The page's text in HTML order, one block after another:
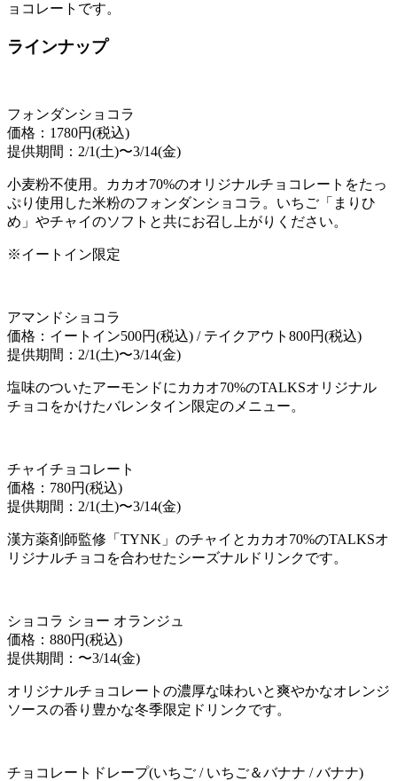
ョコレートです。
ラインナップ
フォンダンショコラ
価格：1780円(税込)
提供期間：2/1(土)〜3/14(金)
小麦粉不使用。カカオ70%のオリジナルチョコレートをたっ
ぷり使用した米粉のフォンダンショコラ。いちご「まりひ
め」やチャイのソフトと共にお召し上がりください。
※イートイン限定
アマンドショコラ
価格：イートイン500円(税込) / テイクアウト800円(税込)
提供期間：2/1(土)〜3/14(金)
塩味のついたアーモンドにカカオ70%のTALKSオリジナル
チョコをかけたバレンタイン限定のメニュー。
チャイチョコレート
価格：780円(税込)
提供期間：2/1(土)〜3/14(金)
漢方薬剤師監修「TYNK」のチャイとカカオ70%のTALKSオ
リジナルチョコを合わせたシーズナルドリンクです。
ショコラ ショー オランジュ
価格：880円(税込)
提供期間：〜3/14(金)
オリジナルチョコレートの濃厚な味わいと爽やかなオレンジ
ソースの香り豊かな冬季限定ドリンクです。
チョコレートドレープ(いちご / いちご＆バナナ / バナナ)